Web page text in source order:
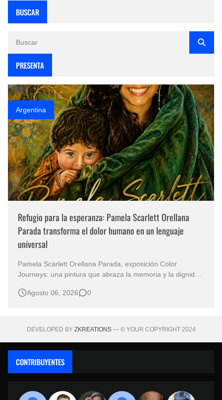
BUSCAR
PRESENTA
Argentina
Refugio para la esperanza: Pamela Scarlett Orellana
Parada transforma el dolor humano en un lenguaje
universal
Pamela Scarlett Orellana Parada, exposición Color
Journeys: una pintura que abraza la memoria y la dignidad
obras no necesitan levantar la voz para permanecer en la
Agosto 06, 2026 0
DEVELOPED BY ZKREATIONS— © YOUR COPYRIGHT 2024
CONTRIBUYENTES